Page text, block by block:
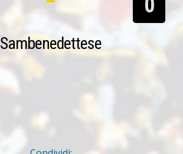
0
Sambenedettese